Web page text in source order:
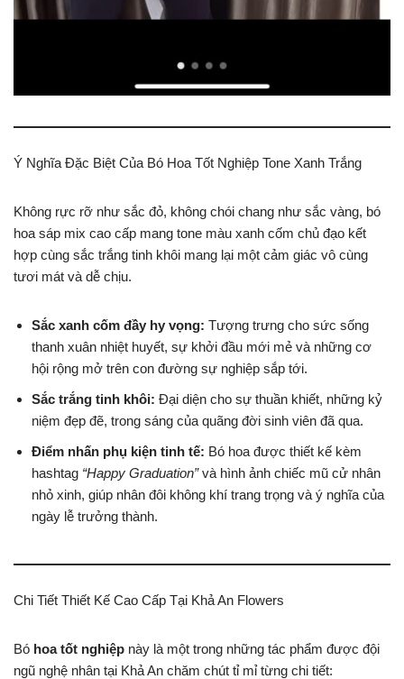
Ý Nghĩa Đặc Biệt Của Bó Hoa Tốt Nghiệp Tone Xanh Trắng
Không rực rỡ như sắc đỏ, không chói chang như sắc vàng, bó
hoa sáp mix cao cấp mang tone màu xanh cốm chủ đạo kết
hợp cùng sắc trắng tinh khôi mang lại một cảm giác vô cùng
tươi mát và dễ chịu.
Sắc xanh cốm đầy hy vọng: Tượng trưng cho sức sống
thanh xuân nhiệt huyết, sự khởi đầu mới mẻ và những cơ
hội rộng mở trên con đường sự nghiệp sắp tới.
Sắc trắng tinh khôi: Đại diện cho sự thuần khiết, những kỷ
niệm đẹp đẽ, trong sáng của quãng đời sinh viên đã qua.
Điểm nhấn phụ kiện tinh tế: Bó hoa được thiết kế kèm
hashtag “Happy Graduation”và hình ảnh chiếc mũ cử nhân
nhỏ xinh, giúp nhân đôi không khí trang trọng và ý nghĩa của
ngày lễ trưởng thành.
Chi Tiết Thiết Kế Cao Cấp Tại Khả An Flowers
Bó hoa tốt nghiệp này là một trong những tác phẩm được đội
ngũ nghệ nhân tại Khả An chăm chút tỉ mỉ từng chi tiết: